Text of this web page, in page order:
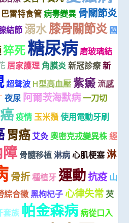
巴雷特食管 病毒變異 骨關節炎
結節 溺水膝骨關節炎 國
猝死糖尿病磨玻璃結
居家護理 角膜炎 新冠診療 新
超聲波 H型高血壓 紫癜 流感
夜尿 阿爾茨海默病一刀切
疫情 玉米鬚 使用電動牙刷
胃癌 艾灸 奧密克戎變異株經
障 骨髓移植 淋病 心肌梗塞 淋
骨折種植牙 運動抗疫 山
綜合徵 黑枸杞子 心律失常 芡
套族 帕金森病病從口入